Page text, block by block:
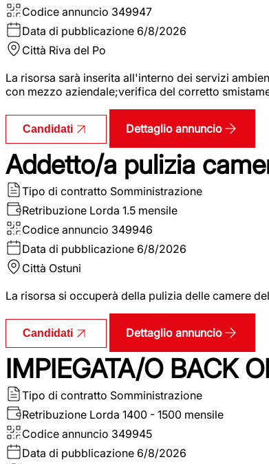
Codice annuncio 349947
Data di pubblicazione 6/8/2026
Città Riva del Po
La risorsa sarà inserita all'interno dei servizi
con mezzo aziendale;verifica del corretto
Candidati Dettaglio annuncio
Addetto/a pulizia
Tipo di contratto Somministrazione
Retribuzione Lorda 1.5 mensile
Codice annuncio 349946
Data di pubblicazione 6/8/2026
Città Ostuni
La risorsa si occuperà della pulizia delle camere
Candidati Dettaglio annuncio
IMPIEGATA/O BACK
Tipo di contratto Somministrazione
Retribuzione Lorda 1400 - 1500 mensile
Codice annuncio 349945
Data di pubblicazione 6/8/2026